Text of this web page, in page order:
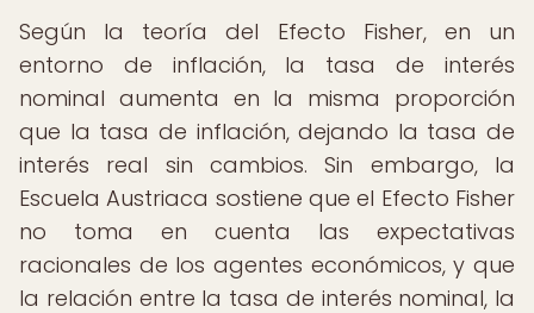
Según la teoría del Efecto Fisher, en un
entorno de inflación, la tasa de interés
nominal aumenta en la misma proporción
que la tasa de inflación, dejando la tasa de
interés real sin cambios. Sin embargo, la
Escuela Austriaca sostiene que el Efecto Fisher
no toma en cuenta las expectativas
racionales de los agentes económicos, y que
la relación entre la tasa de interés nominal, la